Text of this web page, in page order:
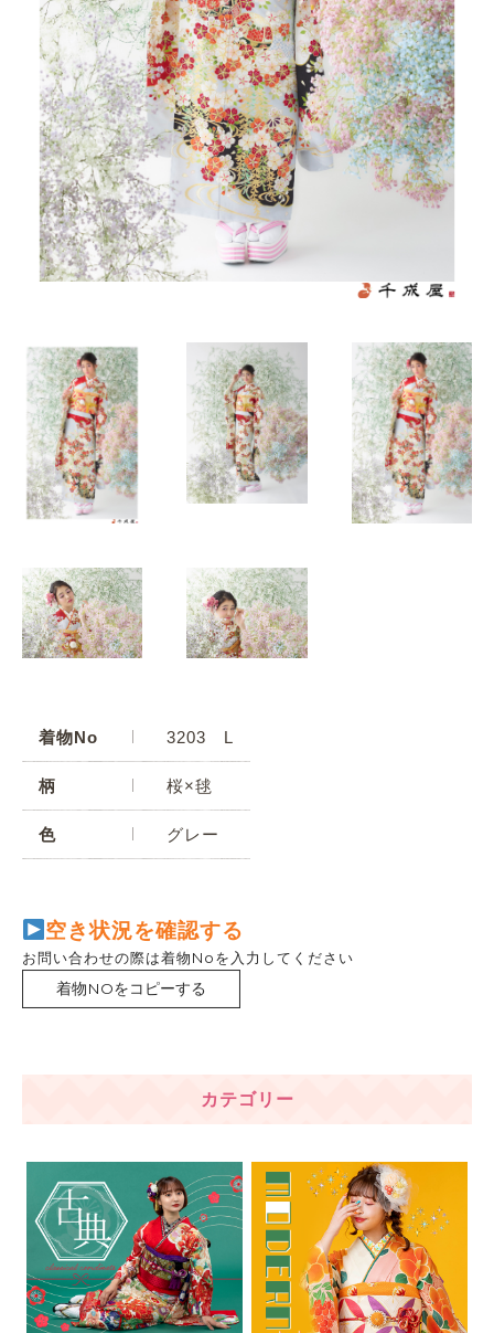
着物No 3203 L
柄 桜×毬
色 グレー
空き状況を確認する
お問い合わせの際は着物Noを入力してください
着物NOをコピーする
カテゴリー